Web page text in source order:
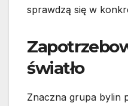
sprawdzą się w
światło
Znaczna grupa bylin